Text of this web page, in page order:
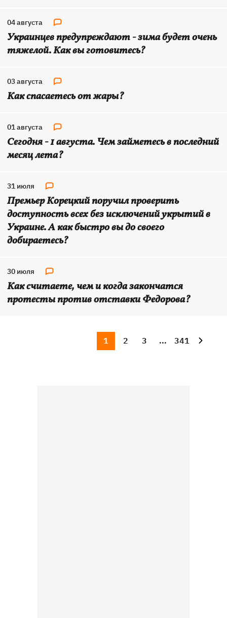
04 августа
Украинцев предупреждают - зима будет очень
тяжелой. Как вы готовитесь?
03 августа
Как спасаетесь от жары?
01 августа
Сегодня - 1 августа. Чем займетесь в последний
месяц лета?
31 июля
Премьер Корецкий поручил проверить
доступность всех без исключений укрытий в
Украине. А как быстро вы до своего
добираетесь?
30 июля
Как считаете, чем и когда закончатся
протесты против отставки Федорова?
1 2 3 ... 341